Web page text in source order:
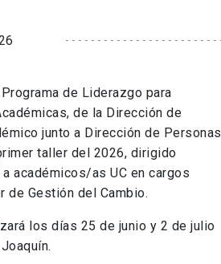
de Liderazgo para
de la Dirección de
junto a Dirección de
taller del 2026, dirigido
académicos/as UC en cargos
de Gestión del Cambio.
los días 25 de junio y 2 de julio